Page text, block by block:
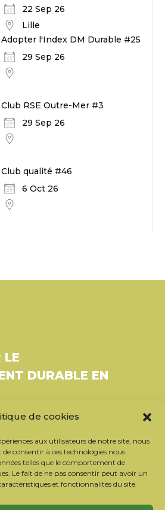
de cookies
aux utilisateurs de notre site, nous
de consentir à ces technologies nous
telles que le comportement de
Le fait de ne pas consentir peut avoir un
et fonctionnalités du site.
22 Sep 26
Lille
Adopter l'Index DM Durable #25
29 Sep 26
Club RSE Outre-Mer #3
29 Sep 26
Club qualité #46
6 Oct 26
LE
DURABLE EN
1 rue Bernard Maris
contact@c2ds.eu